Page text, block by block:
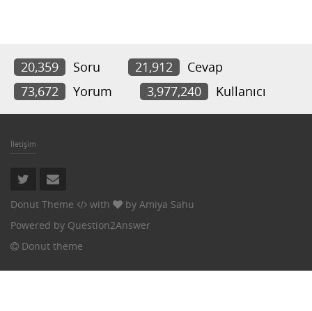
20,359 Soru 21,912
Cevap
73,672
Yorum 3,977,240 Kullanıcı
İletişim
Donut Theme with by Amiya Sahu
Powered by Question2Answer
Donut theme